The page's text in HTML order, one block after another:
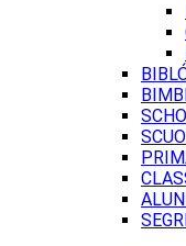
BIMBI